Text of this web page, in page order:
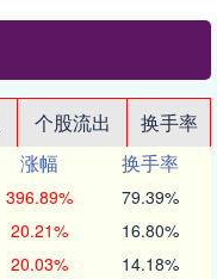
个股流出
换手率
涨幅
换手率
396.89% 79.39%
20.21% 16.80%
20.03% 14.18%